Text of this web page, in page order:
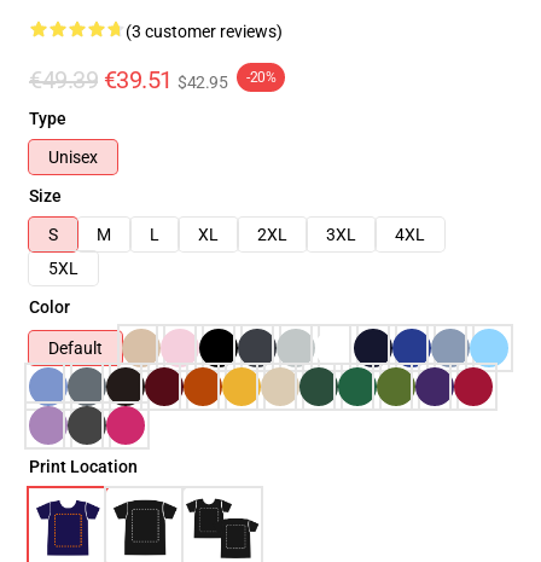
(3 customer reviews)
€49.39 €39.51 $42.95 -20%
Type
Unisex
Size
S
M L XL 2XL 3XL
4XL
5XL
Color
Default
Print Location